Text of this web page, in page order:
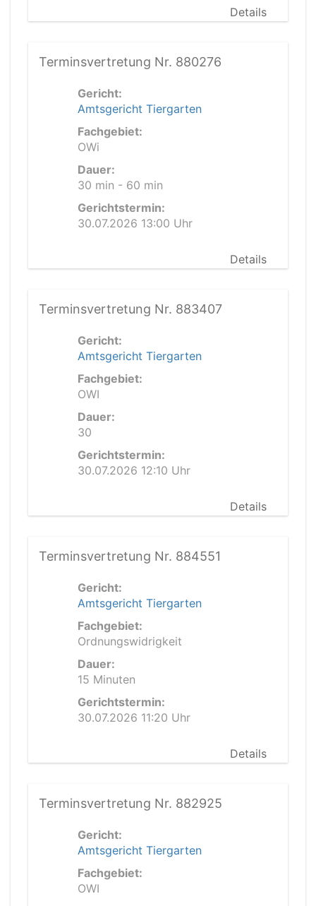
Details
Terminsvertretung Nr. 880276
Gericht:
Amtsgericht Tiergarten
Fachgebiet:
OWi
Dauer:
30 min - 60 min
Gerichtstermin:
30.07.2026 13:00 Uhr
Details
Terminsvertretung Nr. 883407
Gericht:
Amtsgericht Tiergarten
Fachgebiet:
OWI
Dauer:
30
Gerichtstermin:
30.07.2026 12:10 Uhr
Details
Terminsvertretung Nr. 884551
Gericht:
Amtsgericht Tiergarten
Fachgebiet:
Ordnungswidrigkeit
Dauer:
15 Minuten
Gerichtstermin:
30.07.2026 11:20 Uhr
Details
Terminsvertretung Nr. 882925
Gericht:
Amtsgericht Tiergarten
Fachgebiet:
OWI